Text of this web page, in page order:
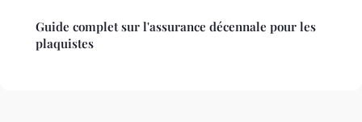
Guide complet sur l'assurance décennale pour les
plaquistes